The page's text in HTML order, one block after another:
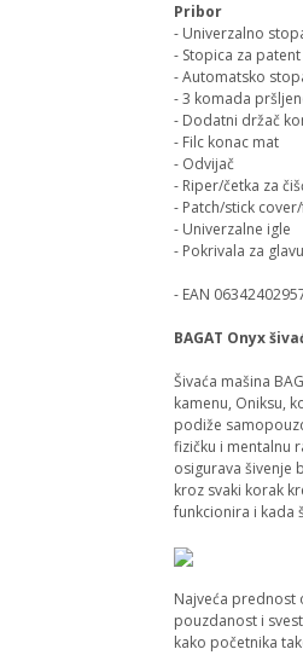
Pribor
- Univerzalno
- Stopica za
- Automatsko
- 3 komada
- Dodatni držač
- Filc konac mat
- Odvijač
- Riper/četka za
- Patch/stick
- Univerzalne igle
- Pokrivala za glavu
- EAN
BAGAT Onyx
Šivaća mašina
kamenu, Oniksu,
podiže
fizičku i mentalnu
osigurava šivenje
kroz svaki korak
funkcionira i kada
Najveća prednost
pouzdanost i
kako početnika